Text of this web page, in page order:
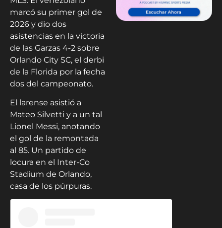
marcó su primer gol de
2026 y dio dos
asistencias en la victoria
de las Garzas 4-2 sobre
Orlando City SC, el derbi
de la Florida por la fecha
dos del campeonato.
El larense asistió a
Mateo Silvetti y a un tal
Lionel Messi, anotando
el gol de la remontada
al 85. Un partido de
locura en el Inter-Co
Stadium de Orlando,
casa de los púrpuras.